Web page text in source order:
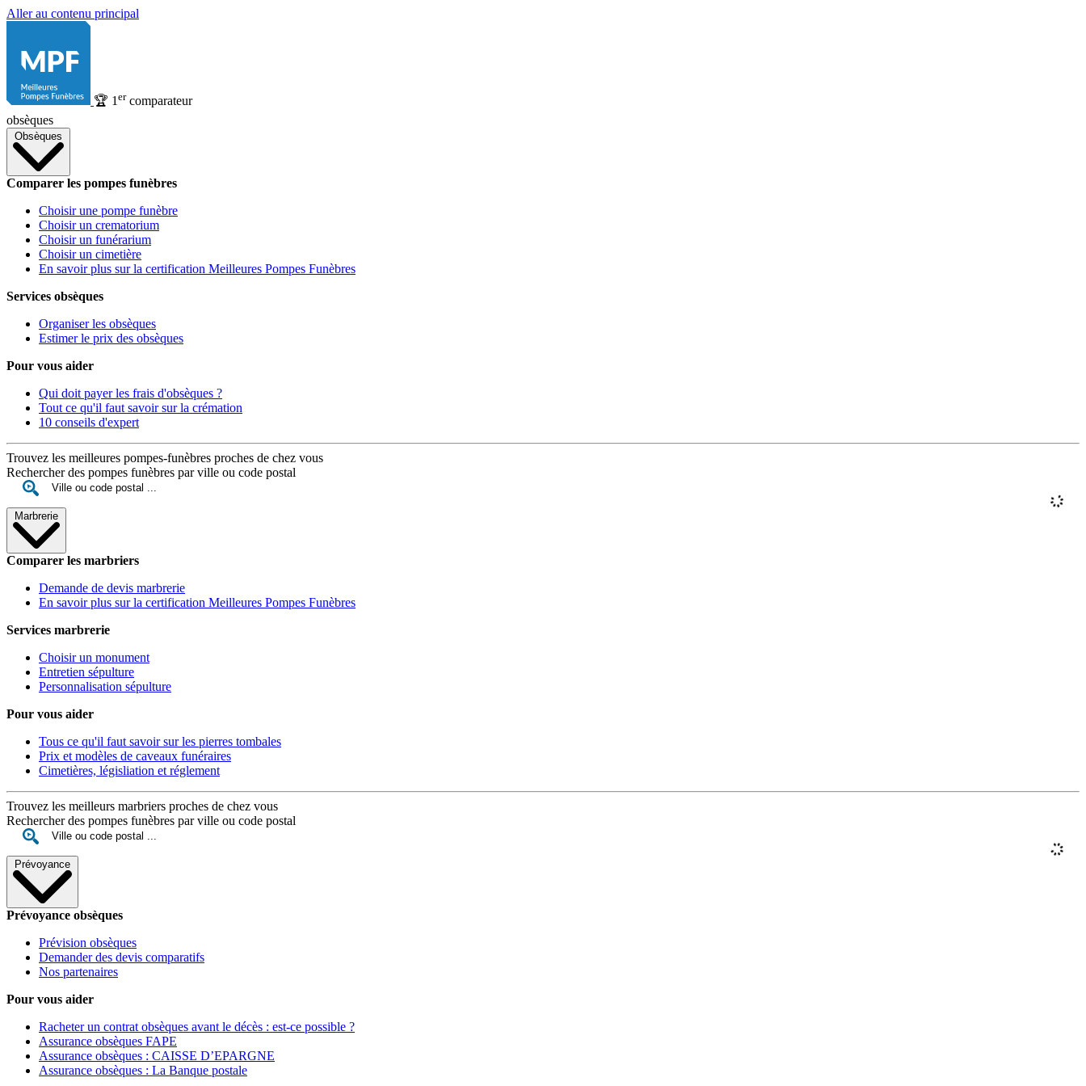
Aller au contenu principal
🏆 1 ercomparateur
obsèques
Obsèques
Comparer les pompes funèbres
Choisir une pompe funèbre
Choisir un crematorium
Choisir un funérarium
Choisir un cimetière
En savoir plus sur la certification Meilleures Pompes Funèbres
Services obsèques
Organiser les obsèques
Estimer le prix des obsèques
Pour vous aider
Qui doit payer les frais d'obsèques ?
Tout ce qu'il faut savoir sur la crémation
10 conseils d'expert
Trouvez les meilleures pompes-funèbres proches de chez vous
Rechercher des pompes funèbres par ville ou code postal
Marbrerie
Comparer les marbriers
Demande de devis marbrerie
En savoir plus sur la certification Meilleures Pompes Funèbres
Services marbrerie
Choisir un monument
Entretien sépulture
Personnalisation sépulture
Pour vous aider
Tous ce qu'il faut savoir sur les pierres tombales
Prix et modèles de caveaux funéraires
Cimetières, législiation et réglement
Trouvez les meilleurs marbriers proches de chez vous
Rechercher des pompes funèbres par ville ou code postal
Prévoyance
Prévoyance obsèques
Prévision obsèques
Demander des devis comparatifs
Nos partenaires
Pour vous aider
Racheter un contrat obsèques avant le décès : est-ce possible ?
Assurance obsèques FAPE
Assurance obsèques : CAISSE D’EPARGNE
Assurance obsèques : La Banque postale